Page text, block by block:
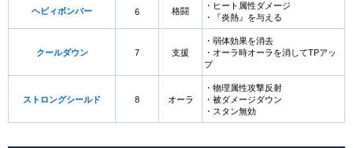
ヘビィボンバー 6 格闘
・ヒート属性ダメージ
・『炎熱』を与える
クールダウン 7 支援
・弱体効果を消去
・オーラ時オーラを消してTPアッ
プ
ストロングシールド 8 オーラ
・物理属性攻撃反射
・被ダメージダウン
・スタン無効